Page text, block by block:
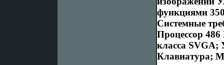
функциями
Системные
Процессор
класса SVGA;
Клавиатура;